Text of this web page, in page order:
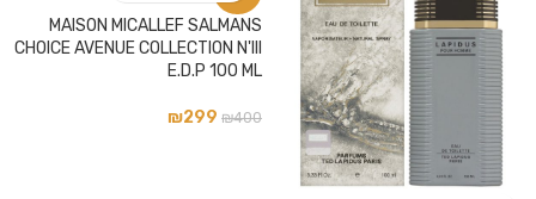
MAISON MICALLEF SALMANS
CHOICE AVENUE COLLECTION N'III
E.D.P 100 ML
₪400
₪299